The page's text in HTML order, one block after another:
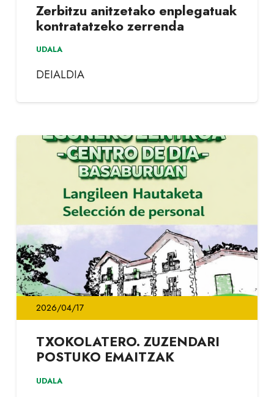
Zerbitzu anitzetako enplegatuak
kontratatzeko zerrenda
UDALA
DEIALDIA
2026/04/17
TXOKOLATERO. ZUZENDARI
POSTUKO EMAITZAK
UDALA